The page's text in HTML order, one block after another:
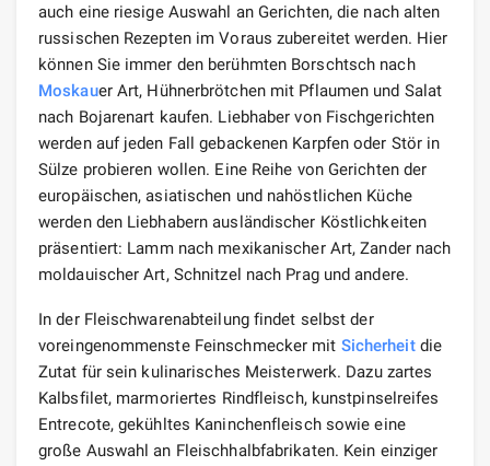
auch eine riesige Auswahl an Gerichten, die nach alten
russischen Rezepten im Voraus zubereitet werden. Hier
können Sie immer den berühmten Borschtsch nach
Moskauer Art, Hühnerbrötchen mit Pflaumen und Salat
nach Bojarenart kaufen. Liebhaber von Fischgerichten
werden auf jeden Fall gebackenen Karpfen oder Stör in
Sülze probieren wollen. Eine Reihe von Gerichten der
europäischen, asiatischen und nahöstlichen Küche
werden den Liebhabern ausländischer Köstlichkeiten
präsentiert: Lamm nach mexikanischer Art, Zander nach
moldauischer Art, Schnitzel nach Prag und andere.
In der Fleischwarenabteilung findet selbst der
voreingenommenste Feinschmecker mit Sicherheitdie
Zutat für sein kulinarisches Meisterwerk. Dazu zartes
Kalbsfilet, marmoriertes Rindfleisch, kunstpinselreifes
Entrecote, gekühltes Kaninchenfleisch sowie eine
große Auswahl an Fleischhalbfabrikaten. Kein einziger